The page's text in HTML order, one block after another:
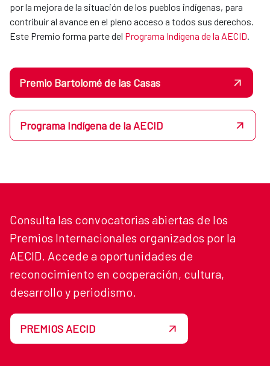
por la mejora de la situación de los pueblos indígenas, para
contribuir al avance en el pleno acceso a todos sus derechos.
Este Premio forma parte del Programa Indígena de la AECID
Premio Bartolomé de las Casas
Programa Indígena de la AECID
Consulta las convocatorias abiertas de los
Premios Internacionales organizados por la
AECID. Accede a oportunidades de
reconocimiento en cooperación, cultura,
desarrollo y periodismo.
PREMIOS AECID